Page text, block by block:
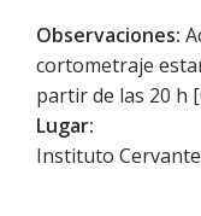
Observaciones:
cortometraje
partir de las 20 h
Lugar:
Instituto